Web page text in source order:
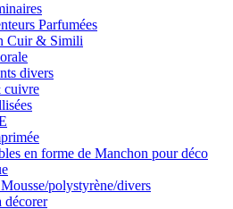
Parfumées
Cuir & Simili
divers
cuivre
en forme de Manchon pour déco
polystyrène/divers